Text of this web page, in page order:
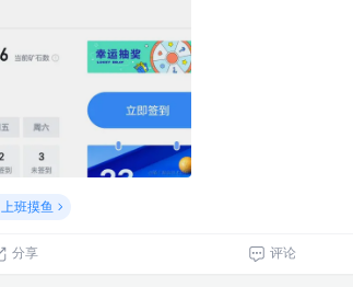
上班摸鱼
分享 评论